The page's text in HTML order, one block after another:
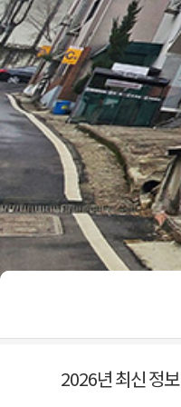
2026년 최신 정보